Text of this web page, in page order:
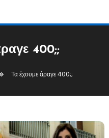
400;;
Τα έχουμε άραγε 400;;